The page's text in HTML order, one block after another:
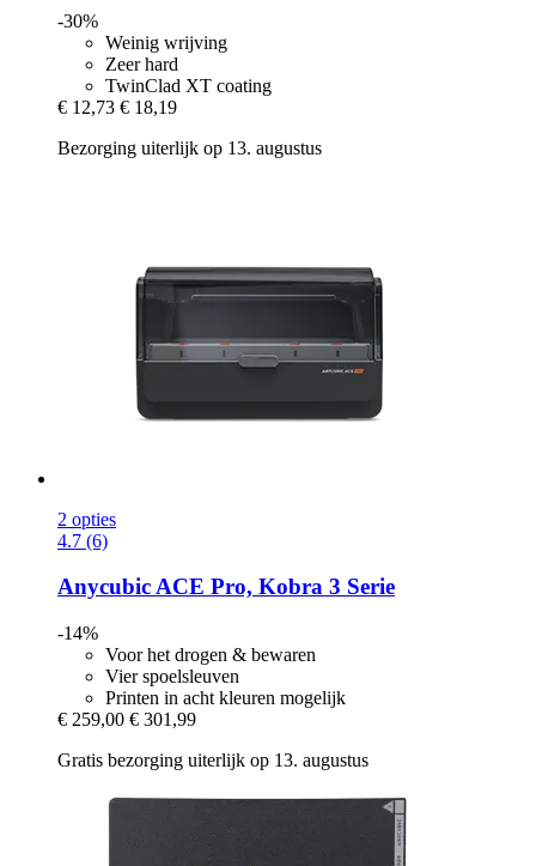
-30%
Weinig wrijving
Zeer hard
TwinClad XT coating
€ 12,73 € 18,19
Bezorging uiterlijk op 13. augustus
2 opties
4.7 (6)
AnycubicACE Pro, Kobra 3 Serie
-14%
Voor het drogen & bewaren
Vier spoelsleuven
Printen in acht kleuren mogelijk
€ 259,00 € 301,99
Gratis bezorging uiterlijk op 13. augustus